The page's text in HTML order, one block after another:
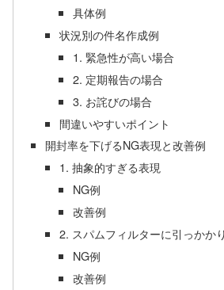
具体例
状況別の件名作成例
1. 緊急性が高い場合
2. 定期報告の場合
3. お詫びの場合
間違いやすいポイント
開封率を下げるNG表現と改善例
1. 抽象的すぎる表現
NG例
改善例
2. スパムフィルターに引っかか
NG例
改善例